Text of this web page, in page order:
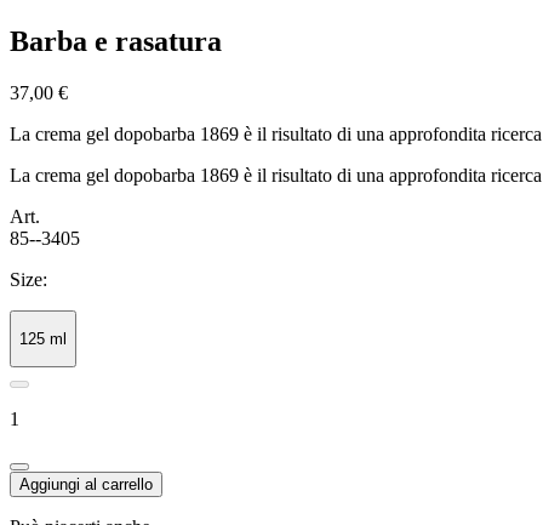
Barba e rasatura
37,00 €
La crema gel dopobarba 1869 è il risultato di una approfondita
La crema gel dopobarba 1869 è il risultato di una approfondita
Art.
85--3405
Size:
125 ml
1
Aggiungi al carrello